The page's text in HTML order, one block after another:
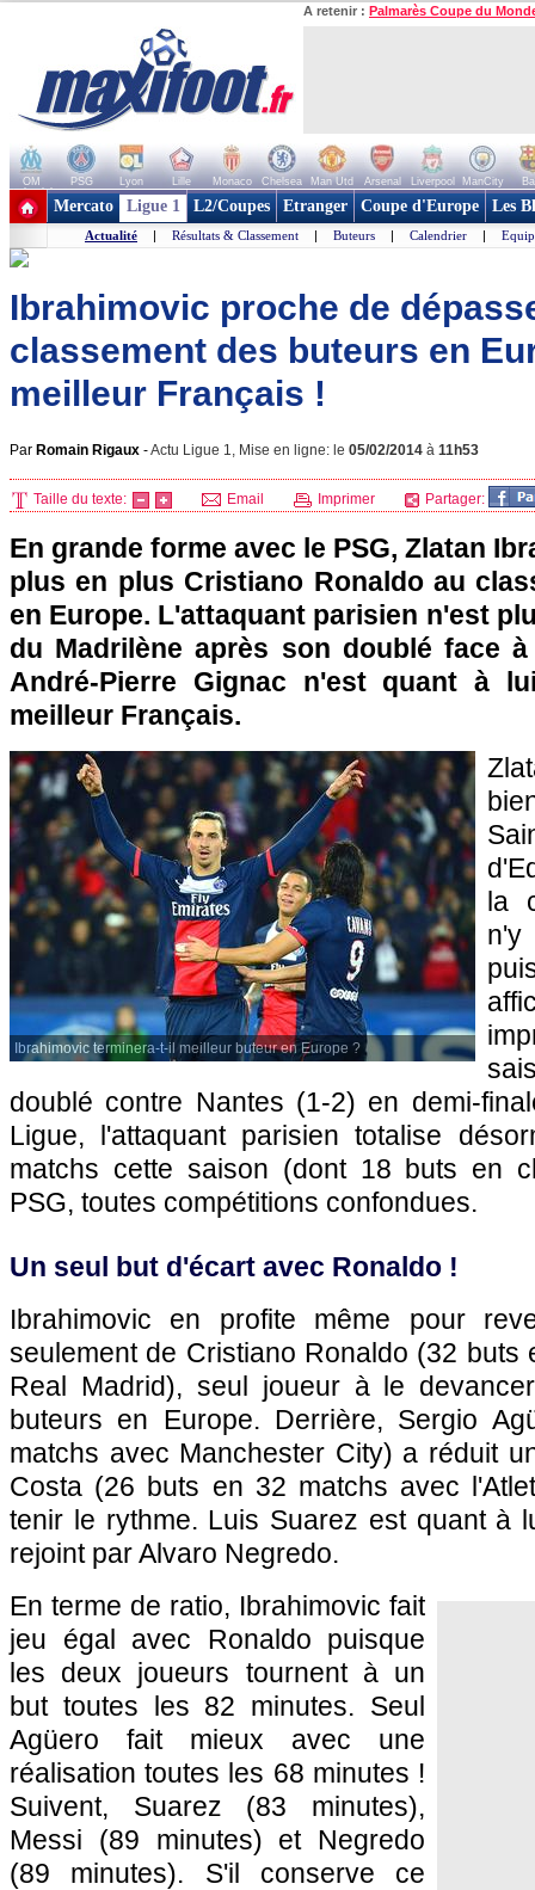
A retenir : Palmarès Coupe du
OM PSG Lyon Lille Monaco Chelsea Man Utd Arsenal Liverpool ManCity
+ de clubs
Mercato Ligue 1 L2/Coupes Etranger Coupe d'Europe Les
Actualité | Résultats & Classement | Buteurs | Calendrier |
Ibrahimovic proche de
classement des buteurs en
meilleur Français !
Par Romain Rigaux -Actu Ligue 1, Mise en ligne: le 05/02/2014 à 11h53
Taille du texte: Email Imprimer Partager:
En grande forme avec le PSG, Zlatan
plus en plus Cristiano Ronaldo au
en Europe. L'attaquant parisien n'est
du Madrilène après son doublé face
André-Pierre Gignac n'est quant à
meilleur Français.
Ibrahimovic terminera-t-il meilleur buteur en Europe ?
la
doublé contre Nantes (1-2) en demi-
Ligue, l'attaquant parisien totalise
matchs cette saison (dont 18 buts en
PSG, toutes compétitions confondues.
Un seul but d'écart avec Ronaldo !
Ibrahimovic en profite même pour
seulement de Cristiano Ronaldo (32 buts
Real Madrid), seul joueur à le
buteurs en Europe. Derrière, Sergio
matchs avec Manchester City) a réduit
Costa (26 buts en 32 matchs avec
tenir le rythme. Luis Suarez est quant à
rejoint par Alvaro Negredo.
En terme de ratio, Ibrahimovic fait
jeu égal avec Ronaldo puisque
les deux joueurs tournent à un
but toutes les 82 minutes. Seul
Agüero fait mieux avec une
réalisation toutes les 68 minutes !
Suivent, Suarez (83 minutes),
Messi (89 minutes) et Negredo
(89 minutes). S'il conserve ce